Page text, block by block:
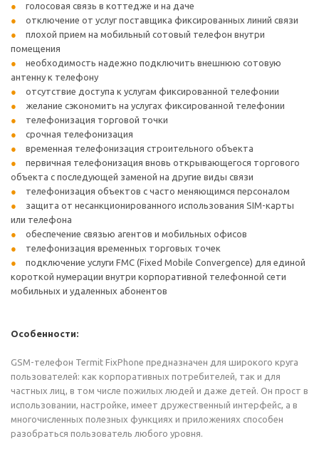
голосовая связь в коттедже и на даче
отключение от услуг поставщика фиксированных линий связи
плохой прием на мобильный сотовый телефон внутри
помещения
необходимость надежно подключить внешнюю сотовую
антенну к телефону
отсутствие доступа к услугам фиксированной телефонии
желание сэкономить на услугах фиксированной телефонии
телефонизация торговой точки
срочная телефонизация
временная телефонизация строительного объекта
первичная телефонизация вновь открывающегося торгового
объекта с последующей заменой на другие виды связи
телефонизация объектов с часто меняющимся персоналом
защита от несанкционированного использования SIM-карты
или телефона
обеспечение связью агентов и мобильных офисов
телефонизация временных торговых точек
подключение услуги FMC (Fixed Mobile Convergence) для единой
короткой нумерации внутри корпоративной телефонной сети
мобильных и удаленных абонентов
Особенности:
GSM-телефон Termit FixPhone предназначен для широкого круга
пользователей: как корпоративных потребителей, так и для
частных лиц, в том числе пожилых людей и даже детей. Он прост в
использовании, настройке, имеет дружественный интерфейс, а в
многочисленных полезных функциях и приложениях способен
разобраться пользователь любого уровня.